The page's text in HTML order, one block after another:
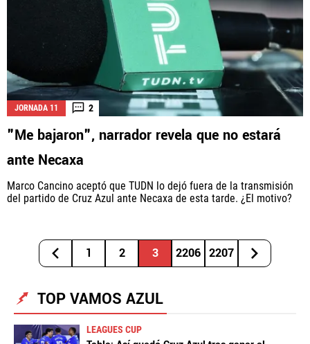
JORNADA 11 2
"Me bajaron", narrador revela que no estará
ante Necaxa
Marco Cancino aceptó que TUDN lo dejó fuera de la transmisión
del partido de Cruz Azul ante Necaxa de esta tarde. ¿El motivo?
1 2 3 2206 2207
TOP VAMOS AZUL
LEAGUES CUP